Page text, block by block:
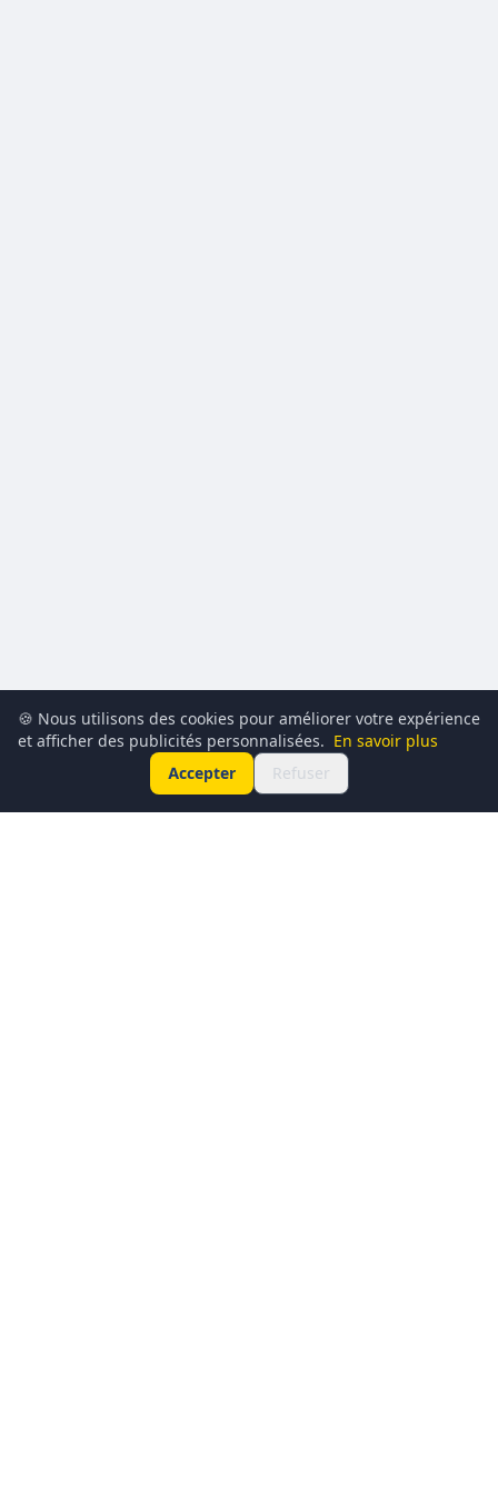
🍪 Nous utilisons des cookies pour améliorer votre expérience
et afficher des publicités personnalisées. En savoir plus
Accepter
Refuser